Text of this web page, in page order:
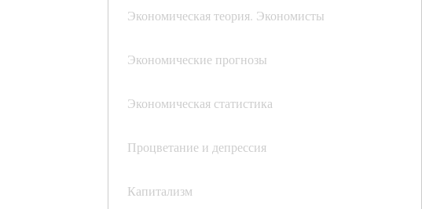
Экономическая теория. Экономисты
Экономические прогнозы
Экономическая статистика
Процветание и депрессия
Капитализм